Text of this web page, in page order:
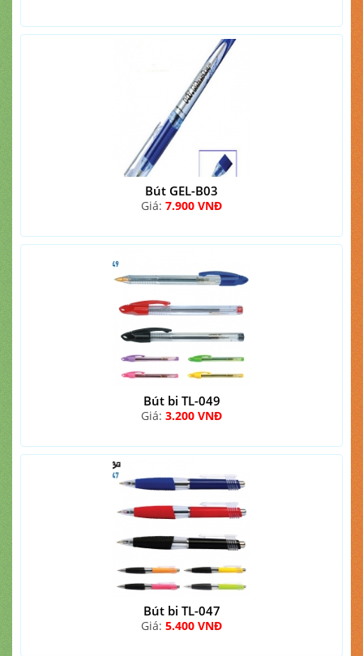
Bút GEL-B03
Giá: 7.900 VNĐ
Bút bi TL-049
Giá: 3.200 VNĐ
Bút bi TL-047
Giá: 5.400 VNĐ